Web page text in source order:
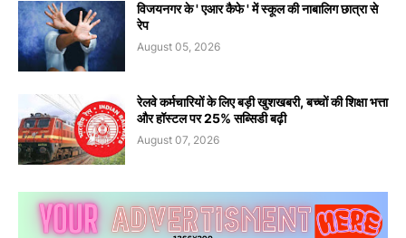
विजयनगर के ' एआर कैफे ' में स्कूल की नाबालिग छात्रा से
रेप
August 05, 2026
रेलवे कर्मचारियों के लिए बड़ी खुशखबरी, बच्चों की शिक्षा भत्ता
और हॉस्टल पर 25% सब्सिडी बढ़ी
August 07, 2026